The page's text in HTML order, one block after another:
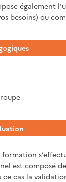
également
besoins) ou
est composé
ce cas la